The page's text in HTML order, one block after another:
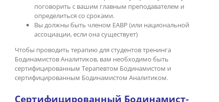
поговорить с вашим главным преподавателем и
определиться со сроками.
Вы должны быть членом ЕАВР (или национальной
ассоциации, если она существует)
Чтобы проводить терапию для студентов тренинга
Бодинамистов Аналитиков, вам необходимо быть
сертифицированным Терапевтом Бодинамистом и
сертифицированным Бодинамистом Аналитиком.
Сертифицированный Бодинамист-